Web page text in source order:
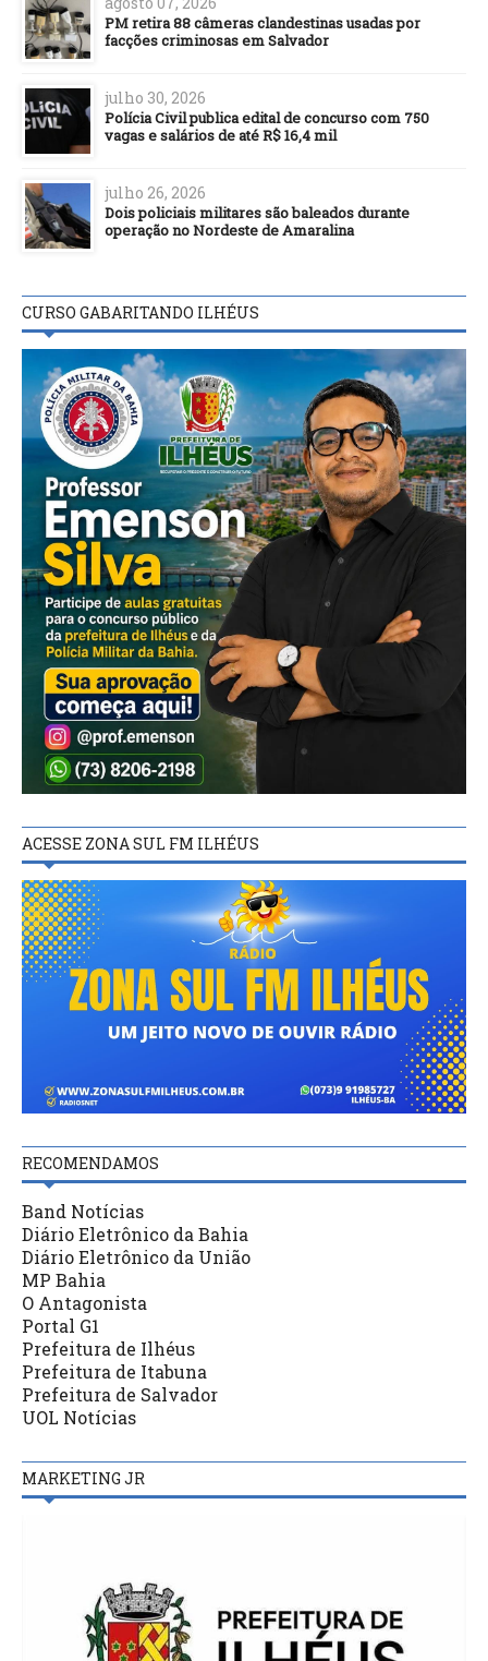
PM retira 88 câmeras clandestinas usadas por
facções criminosas em Salvador
julho 30, 2026
Polícia Civil publica edital de concurso com 750
vagas e salários de até R$ 16,4 mil
julho 26, 2026
Dois policiais militares são baleados durante
operação no Nordeste de Amaralina
CURSO GABARITANDO ILHÉUS
ACESSE ZONA SUL FM ILHÉUS
RECOMENDAMOS
Band Notícias
Diário Eletrônico da Bahia
Diário Eletrônico da União
MP Bahia
O Antagonista
Portal G1
Prefeitura de Ilhéus
Prefeitura de Itabuna
Prefeitura de Salvador
UOL Notícias
MARKETING JR